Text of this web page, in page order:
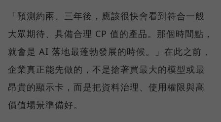
「預測約兩、三年後，應該很快會看到符合一般
大眾期待、具備合理 CP 值的產品。那個時間點，
就會是 AI 落地最蓬勃發展的時候。」在此之前，
企業真正能先做的，不是搶著買最大的模型或最
昂貴的顯示卡，而是把資料治理、使用權限與高
價值場景準備好。